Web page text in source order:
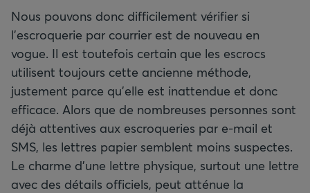
Nous pouvons donc difficilement vérifier si
l’escroquerie par courrier est de nouveau en
vogue. Il est toutefois certain que les escrocs
utilisent toujours cette ancienne méthode,
justement parce qu’elle est inattendue et donc
efficace. Alors que de nombreuses personnes sont
déjà attentives aux escroqueries par e-mail et
SMS, les lettres papier semblent moins suspectes.
Le charme d’une lettre physique, surtout une lettre
avec des détails officiels, peut atténue la